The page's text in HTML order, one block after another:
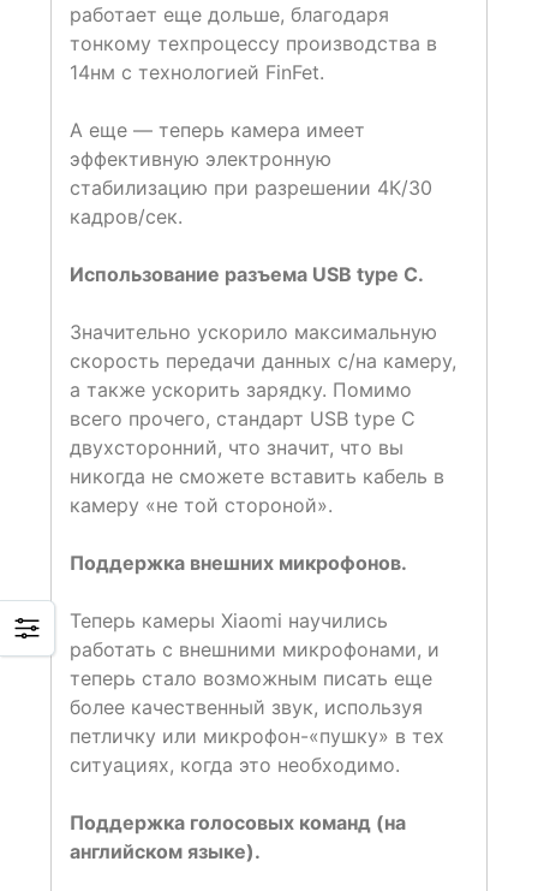
работает еще дольше, благодаря
тонкому техпроцессу производства в
14нм с технологией FinFet.
А еще — теперь камера имеет
эффективную электронную
стабилизацию при разрешении 4К/30
кадров/сек.
Использование разъема USB type C.
Значительно ускорило максимальную
скорость передачи данных с/на камеру,
а также ускорить зарядку. Помимо
всего прочего, стандарт USB type C
двухсторонний, что значит, что вы
никогда не сможете вставить кабель в
камеру «не той стороной».
Поддержка внешних микрофонов.
Теперь камеры Xiaomi научились
работать с внешними микрофонами, и
теперь стало возможным писать еще
более качественный звук, используя
петличку или микрофон-«пушку» в тех
ситуациях, когда это необходимо.
Поддержка голосовых команд (на
английском языке).